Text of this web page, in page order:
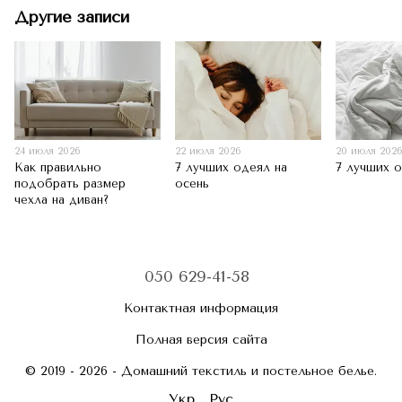
Другие записи
24 июля 2026
Как правильно
подобрать размер
чехла на диван?
22 июля 2026
7 лучших одеял на
осень
20 июля
7 лучших
050 629-41-58
Контактная информация
Полная версия сайта
© 2019 - 2026 - Домашний текстиль и постельное белье.